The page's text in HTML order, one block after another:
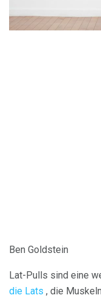
Ben Goldstein
Lat-Pulls sind eine
die Lats , die